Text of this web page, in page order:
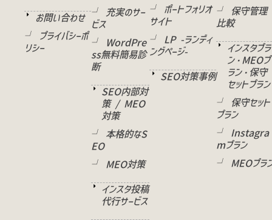
お問い合わせ
└ プライバシーポ
リシー
└ 充実のサー
ビス
└ WordPre
ss無料簡易診
断
SEO内部対
策 / MEO
対策
└ 本格的なS
EO
└ MEO対策
インスタ投稿
代行サービス
└ ポートフォリオ
サイト
└ LP -ランディ
ングページ-
SEO対策事例
└ 保守管理
比較
インスタプラ
ン・MEOプ
ラン・保守
セットプラン
└ 保守セット
プラン
└ Instagra
mプラン
└ MEOプラ